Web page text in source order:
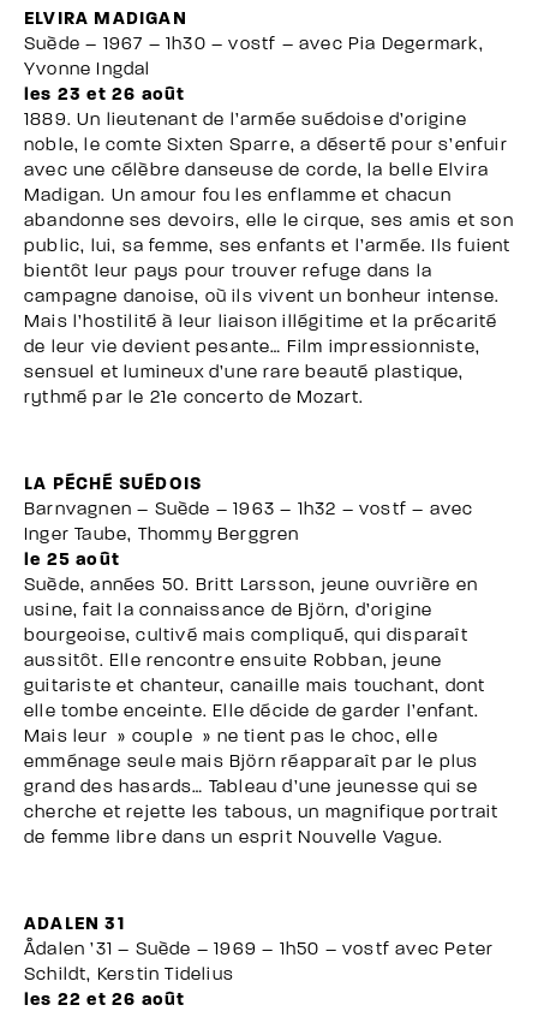
ELVIRA MADIGAN
Suède – 1967 – 1h30 – vostf – avec Pia Degermark,
Yvonne Ingdal
les 23 et 26 août
1889. Un lieutenant de l’armée suédoise d’origine
noble, le comte Sixten Sparre, a déserté pour s’enfuir
avec une célèbre danseuse de corde, la belle Elvira
Madigan. Un amour fou les enflamme et chacun
abandonne ses devoirs, elle le cirque, ses amis et son
public, lui, sa femme, ses enfants et l’armée. Ils fuient
bientôt leur pays pour trouver refuge dans la
campagne danoise, où ils vivent un bonheur intense.
Mais l’hostilité à leur liaison illégitime et la précarité
de leur vie devient pesante… Film impressionniste,
sensuel et lumineux d’une rare beauté plastique,
rythmé par le 21e concerto de Mozart.
LA PÉCHÉ SUÉDOIS
Barnvagnen – Suède – 1963 – 1h32 – vostf – avec
Inger Taube, Thommy Berggren
le 25 août
Suède, années 50. Britt Larsson, jeune ouvrière en
usine, fait la connaissance de Björn, d’origine
bourgeoise, cultivé mais compliqué, qui disparaît
aussitôt. Elle rencontre ensuite Robban, jeune
guitariste et chanteur, canaille mais touchant, dont
elle tombe enceinte. Elle décide de garder l’enfant.
Mais leur » couple » ne tient pas le choc, elle
emménage seule mais Björn réapparaît par le plus
grand des hasards… Tableau d’une jeunesse qui se
cherche et rejette les tabous, un magnifique portrait
de femme libre dans un esprit Nouvelle Vague.
ADALEN 31
Ådalen ’31 – Suède – 1969 – 1h50 – vostf avec Peter
Schildt, Kerstin Tidelius
les 22 et 26 août